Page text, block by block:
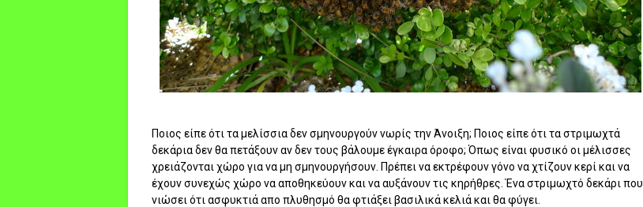
Ποιος είπε ότι τα μελίσσια δεν σμηνουργούν νωρίς την Άνοιξη; Ποιος είπε ότι τα στριμωχτά
δεκάρια δεν θα πετάξουν αν δεν τους βάλουμε έγκαιρα όροφο; Όπως είναι φυσικό οι μέλισσες
χρειάζονται χώρο για να μη σμηνουργήσουν. Πρέπει να εκτρέφουν γόνο να χτίζουν κερί και να
έχουν συνεχώς χώρο να αποθηκεύουν και να αυξάνουν τις κηρήθρες. Ένα στριμωχτό δεκάρι που
νιώσει ότι ασφυκτιά απο πλυθησμό θα φτιάξει βασιλικά κελιά και θα φύγει.